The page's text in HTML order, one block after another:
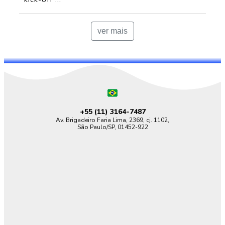
ver mais
+55 (11) 3164-7487
Av. Brigadeiro Faria Lima, 2369, cj. 1102,
São Paulo/SP, 01452-922